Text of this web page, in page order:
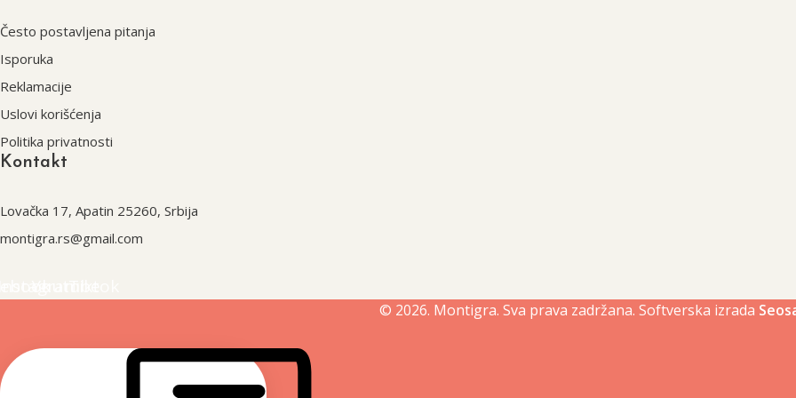
Često postavljena pitanja
Isporuka
Reklamacije
Uslovi korišćenja
Politika privatnosti
Kontakt
Lovačka 17, Apatin 25260, Srbija
montigra.rs@gmail.com
© 2026. Montigra. Sva prava zadržana. Softverska izrada